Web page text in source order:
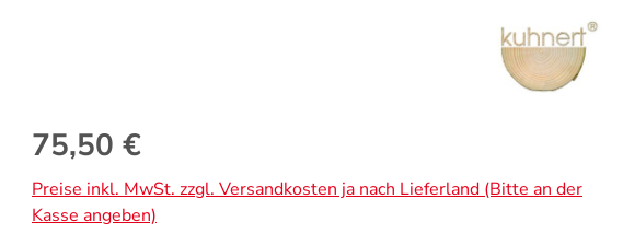
Regulärer Preis:
75,50 €
Preise inkl. MwSt. zzgl. Versandkosten ja nach Lieferland (Bitte an der
Kasse angeben)